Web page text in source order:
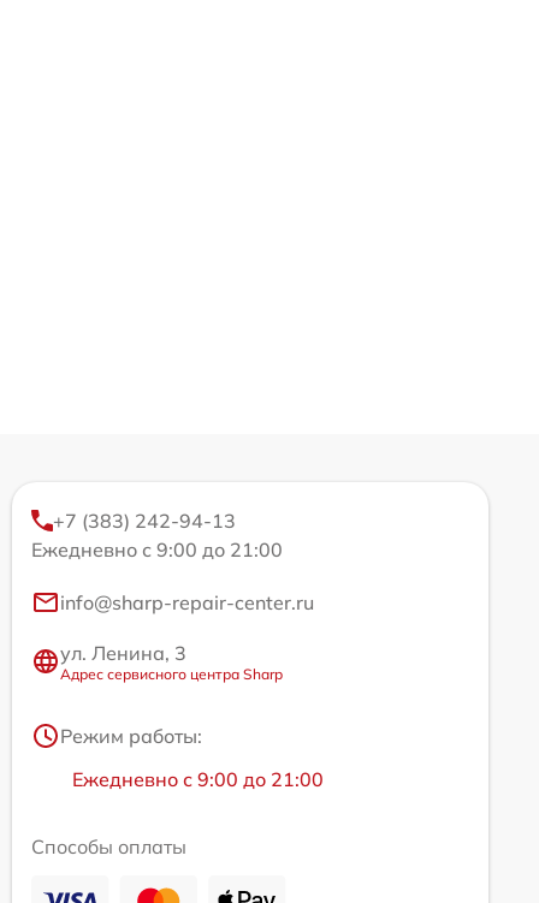
+7 (383) 242-94-13
Ежедневно с 9:00 до 21:00
info@sharp-repair-center.ru
ул. Ленина, 3
Адрес сервисного центра Sharp
Режим работы:
Ежедневно с 9:00 до 21:00
Способы оплаты